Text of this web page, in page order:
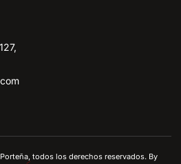
todos los derechos reservados. By